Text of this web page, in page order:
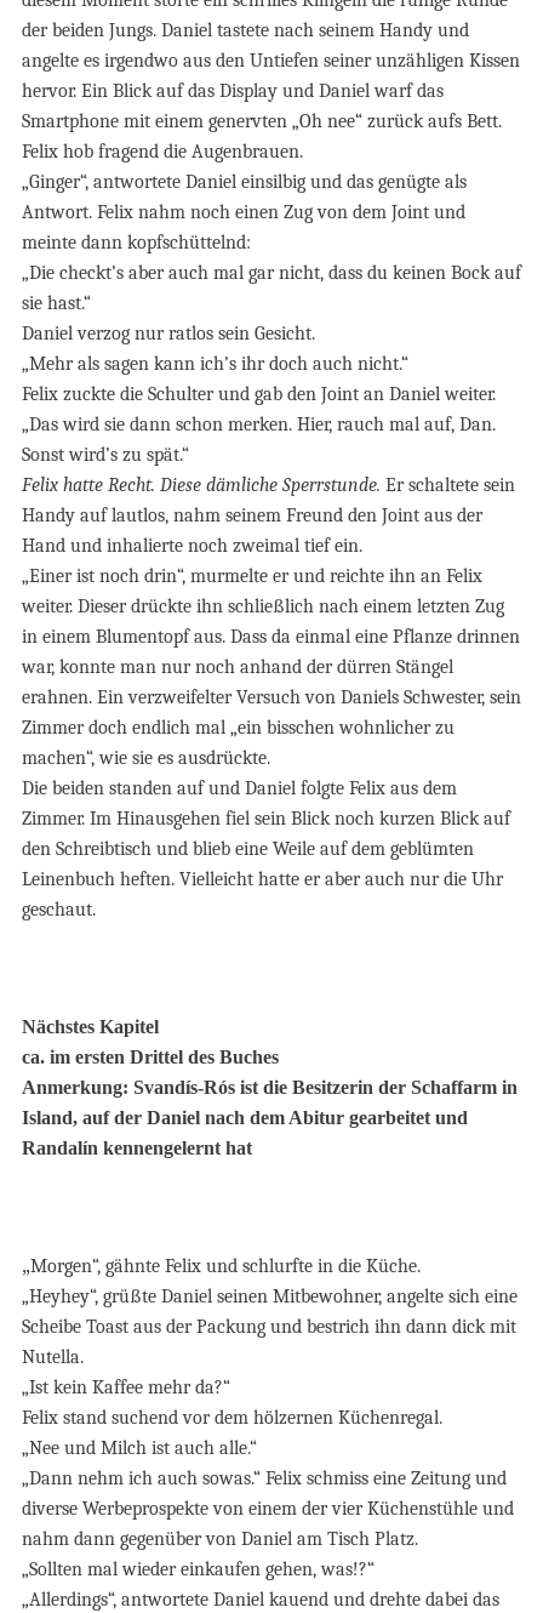
der beiden Jungs. Daniel tastete nach seinem Handy und
angelte es irgendwo aus den Untiefen seiner unzähligen Kissen
hervor. Ein Blick auf das Display und Daniel warf das
Smartphone mit einem genervten „Oh nee“ zurück aufs Bett.
Felix hob fragend die Augenbrauen.
„Ginger“, antwortete Daniel einsilbig und das genügte als
Antwort. Felix nahm noch einen Zug von dem Joint und
meinte dann kopfschüttelnd:
„Die checkt’s aber auch mal gar nicht, dass du keinen Bock auf
sie hast.“
Daniel verzog nur ratlos sein Gesicht.
„Mehr als sagen kann ich’s ihr doch auch nicht.“
Felix zuckte die Schulter und gab den Joint an Daniel weiter.
„Das wird sie dann schon merken. Hier, rauch mal auf, Dan.
Sonst wird’s zu spät.“
Felix hatte Recht. Diese dämliche Sperrstunde. Er schaltete sein
Handy auf lautlos, nahm seinem Freund den Joint aus der
Hand und inhalierte noch zweimal tief ein.
„Einer ist noch drin“, murmelte er und reichte ihn an Felix
weiter. Dieser drückte ihn schließlich nach einem letzten Zug
in einem Blumentopf aus. Dass da einmal eine Pflanze drinnen
war, konnte man nur noch anhand der dürren Stängel
erahnen. Ein verzweifelter Versuch von Daniels Schwester, sein
Zimmer doch endlich mal „ein bisschen wohnlicher zu
machen“, wie sie es ausdrückte.
Die beiden standen auf und Daniel folgte Felix aus dem
Zimmer. Im Hinausgehen fiel sein Blick noch kurzen Blick auf
den Schreibtisch und blieb eine Weile auf dem geblümten
Leinenbuch heften. Vielleicht hatte er aber auch nur die Uhr
geschaut.
Nächstes Kapitel
ca. im ersten Drittel des Buches
Anmerkung: Svandís-Rós ist die Besitzerin der Schaffarm in
Island, auf der Daniel nach dem Abitur gearbeitet und
Randalín kennengelernt hat
„Morgen“, gähnte Felix und schlurfte in die Küche.
„Heyhey“, grüßte Daniel seinen Mitbewohner, angelte sich eine
Scheibe Toast aus der Packung und bestrich ihn dann dick mit
Nutella.
„Ist kein Kaffee mehr da?“
Felix stand suchend vor dem hölzernen Küchenregal.
„Nee und Milch ist auch alle.“
„Dann nehm ich auch sowas.“ Felix schmiss eine Zeitung und
diverse Werbeprospekte von einem der vier Küchenstühle und
nahm dann gegenüber von Daniel am Tisch Platz.
„Sollten mal wieder einkaufen gehen, was!?“
„Allerdings“, antwortete Daniel kauend und drehte dabei das